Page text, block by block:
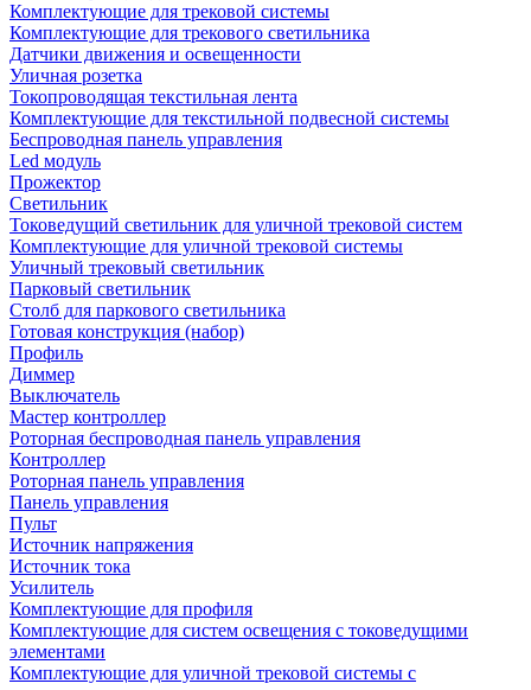
Комплектующие для трековой системы
Комплектующие для трекового светильника
Датчики движения и освещенности
Уличная розетка
Токопроводящая текстильная лента
Комплектующие для текстильной подвесной системы
Беспроводная панель управления
Led модуль
Прожектор
Светильник
Токоведущий светильник для уличной трековой систем
Комплектующие для уличной трековой системы
Уличный трековый светильник
Парковый светильник
Столб для паркового светильника
Готовая конструкция (набор)
Профиль
Диммер
Выключатель
Мастер контроллер
Роторная беспроводная панель управления
Контроллер
Роторная панель управления
Панель управления
Пульт
Источник напряжения
Источник тока
Усилитель
Комплектующие для профиля
Комплектующие для систем освещения с токоведущими
элементами
Комплектующие для уличной трековой системы с